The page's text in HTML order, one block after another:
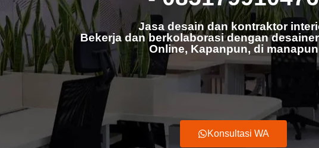
Jasa desain dan kontraktor
Bekerja dan berkolaborasi dengan
Online, Kapanpun, di manapun
Konsultasi WA